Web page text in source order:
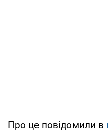
Про це повідомили в